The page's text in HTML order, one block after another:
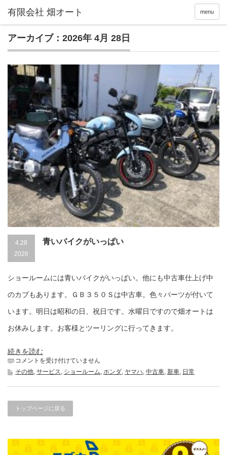
menu
アーカイブ：2026年 4月 28日
4.28
2026
青いバイクがいっぱい
ショールームには青いバイクがいっぱい。他にも中古車仕上げ中
のカブもあります。ＧＢ３５０Ｓは中古車。色々パーツが付いて
います。明日は昭和の日、祝日です。水曜日ですので畑オートは
お休みします。お客様とツーリングに行ってきます。
続きを読む
青
い
イ
い
い
コメントを受け付けていません
その他, サービス, ショールーム, ホンダ, ヤマハ, 中古車, 新車, 日常
トップページに戻る